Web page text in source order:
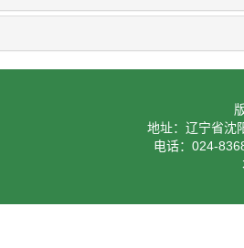
地址：辽宁省沈
电话：024-